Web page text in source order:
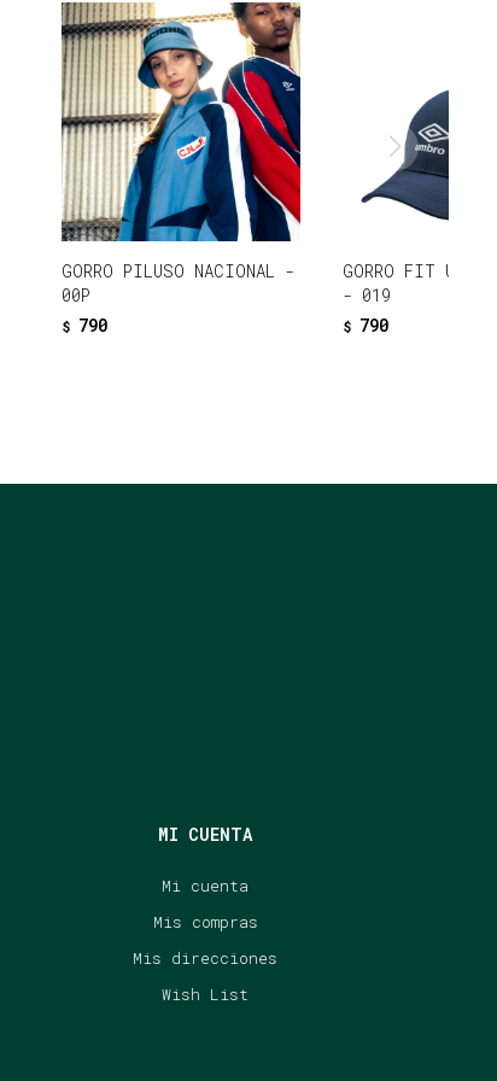
GORRO PILUSO NACIONAL -
00P
$ 790
GORRO FIT UMBRO
- 019
$ 790
MI CUENTA
Mi cuenta
Mis compras
Mis direcciones
Wish List